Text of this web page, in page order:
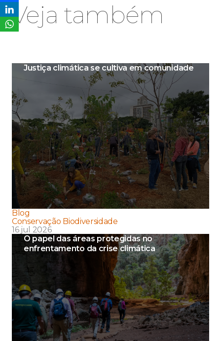
Veja também
Justiça climática se cultiva em comunidade
Blog
Conservação Biodiversidade
16 jul 2026
O papel das áreas protegidas no
enfrentamento da crise climática